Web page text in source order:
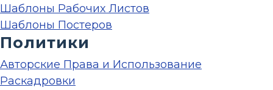
Шаблоны Рабочих Листов
Шаблоны Постеров
Политики
Авторские Права и Использование
Раскадровки